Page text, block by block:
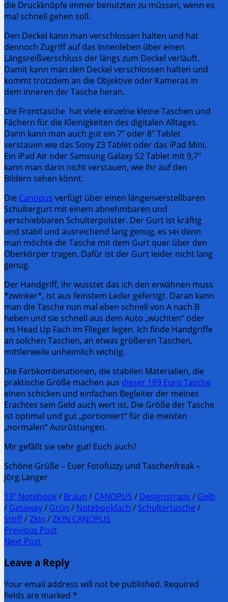
die Druckknöpfe immer benutzten zu müssen, wenn es
mal schnell gehen soll.
Den Deckel kann man verschlossen halten und hat
dennoch Zugriff auf das Innenleben über einen
Längsreißverschluss der längs zum Deckel verläuft.
Damit kann man den Deckel verschlossen halten und
kommt trotzdem an die Objektive oder Kameras in
dem inneren der Tasche heran.
Die Fronttasche hat viele einzelne kleine Taschen und
Fächern für die Kleinigkeiten des digitalen Alltages.
Darin kann man auch gut ein 7″ oder 8″ Tablet
verstauen wie das Sony Z3 Tablet oder das iPad Mini.
Ein iPad Air oder Samsung Galaxy S2 Tablet mit 9,7″
kann man darin nicht verstauen, wie Ihr auf den
Bildern sehen könnt.
Die Canopus verfügt über einen längenverstellbaren
Schultergurt mit einem abnehmbaren und
verschiebbaren Schulterpolster. Der Gurt ist kräftig
und stabil und ausreichend lang genug, es sei denn
man möchte die Tasche mit dem Gurt quer über den
Oberkörper tragen. Dafür ist der Gurt leider nicht lang
genug.
Der Handgriff, ihr wusstet das ich den erwähnen muss
*zwinker*, ist aus feinstem Leder gefertigt. Daran kann
man die Tasche nun mal eben schnell von A nach B
heben und sie schnell aus dem Auto „wuchten“ oder
ins Head Up Fach im Flieger legen. Ich finde Handgriffe
an solchen Taschen, an etwas größeren Taschen,
mittlerweile unheimlich wichtig.
Die Farbkombinationen, die stabilen Materialien, die
praktische Größe machen aus dieser 189 Euro Tasche
einen schicken und einfachen Begleiter der meines
Erachtes sein Geld auch wert ist. Die Größe der Tasche
ist optimal und gut „portioniert“ für die meisten
„normalen“ Ausrüstungen.
Mir gefällt sie sehr gut! Euch auch?
Schöne Grüße – Euer Fotofuzzy und Taschenfreak –
Jörg Langer
13" Notebook/ Braun / CANOPUS / Designstraps / Gelb
/ Getaway/ Grün / Notebookfach / Schultertasche /
Stoff/Zkin /ZKIN CANOPUS
Post
navigation
Previous Post
Previous
Next Post
Post:
Leave a Reply
Your email address will not be published. Required
fields are marked *